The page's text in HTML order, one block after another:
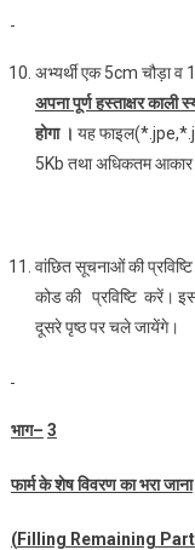
अभ्‍यर्थी एक 5cm चौड़ा
अपना पूर्ण हस्‍ताक्षर काली
होगा । यह
5Kb तथा अधि‍कतम आकार
वांछित सूचनाओं की
कोड की प्रविष्टि करें।
दूसरे पृष्‍ठ पर चले जायेंगे।
भाग– 3
फार्म के शेष विवरण का भरा जाना
(Filling Remaining